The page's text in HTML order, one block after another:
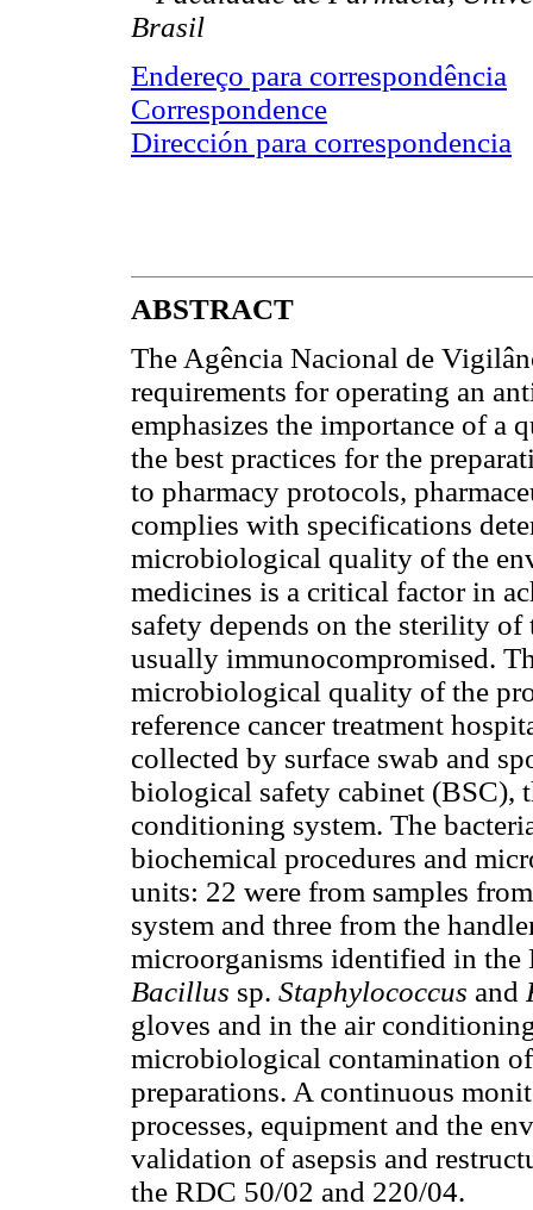
Brasil
Endereço para correspondência
Correspondence
Dirección para correspondencia
ABSTRACT
The Agência Nacional de
requirements for operating an
emphasizes the importance of a
the best practices for the
to pharmacy protocols,
complies with specifications
microbiological quality of the
medicines is a critical factor in
safety depends on the sterility of
usually immunocompromised.
microbiological quality of the
reference cancer treatment
collected by surface swab and
biological safety cabinet (BSC),
conditioning system. The
biochemical procedures and
units: 22 were from samples
system and three from the
microorganisms identified in the
Bacillus sp. Staphylococcus and
gloves and in the air
microbiological contamination
preparations. A continuous
processes, equipment and the
validation of asepsis and
the RDC 50/02 and 220/04.